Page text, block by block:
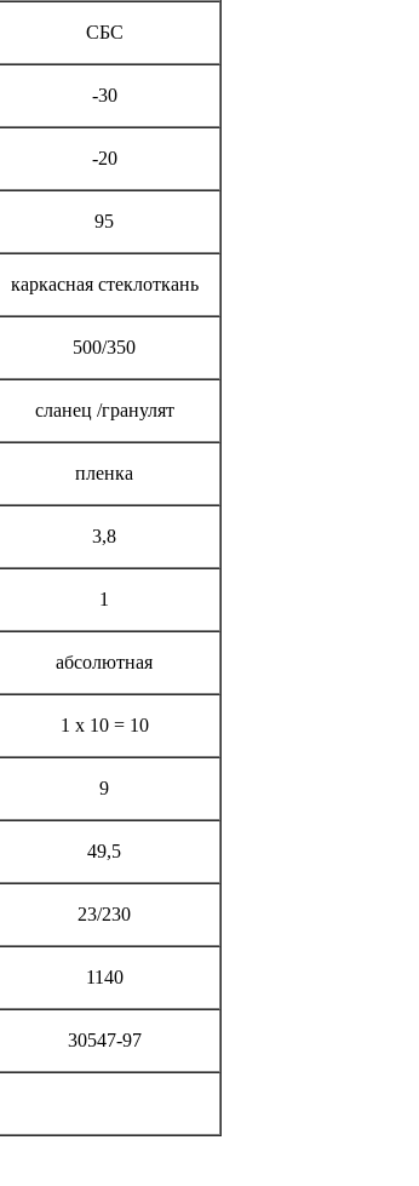
СБС
-30
-20
95
каркасная стеклоткань
500/350
сланец /гранулят
пленка
3,8
1
абсолютная
1 х 10 = 10
9
49,5
23/230
1140
30547-97